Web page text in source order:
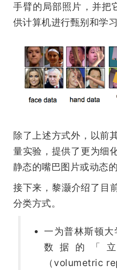
手臂的局部照片，并把
供计算机进行甄别和学习
除了上述方式外，以前
量实验，提供了更为细
静态的嘴巴图片或动态
接下来，黎灏介绍了目
分类方式。
一为普林斯顿
数据的「
（volumetric